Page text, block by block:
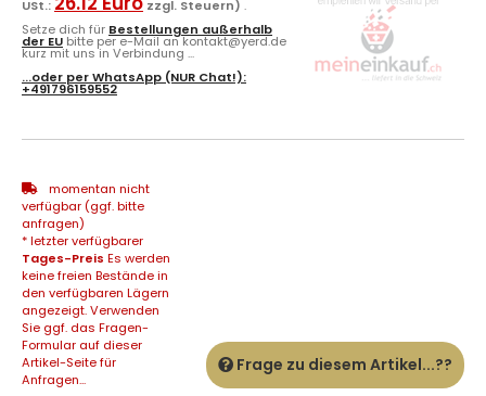
USt.:
zzgl. Steuern) .
Setze dich für Bestellungen außerhalb
der EU bitte per e-Mail an kontakt@yerd.de
kurz mit uns in Verbindung ...
...oder perWhatsApp (NUR Chat!):
+491796159552
momentan nicht
verfügbar (ggf. bitte
anfragen)
* letzter verfügbarer
Tages-Preis Es werden
keine freien Bestände in
den verfügbaren Lägern
angezeigt. Verwenden
Sie ggf. das Fragen-
Formular auf dieser
Artikel-Seite für
Anfragen...
Frage zu diesem Artikel...??